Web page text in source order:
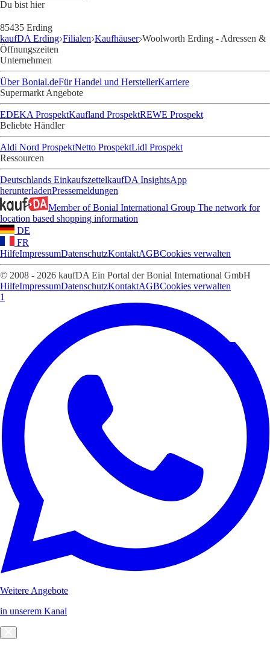
Du bist hier
85435 Erding
kaufDA Erding Filialen Kaufhäuser Woolworth Erding - Adressen &
Öffnungszeiten
Unternehmen
Über Bonial.deFür Handel und HerstellerKarriere
Supermarkt Angebote
EDEKA ProspektKaufland ProspektREWE Prospekt
Beliebte Händler
Aldi Nord ProspektNetto ProspektLidl Prospekt
Ressourcen
Deutschlands EinkaufszettelkaufDA InsightsApp
herunterladenPressemeldungen
Member of Bonial International Group The network for
location based shopping information
DE
FR
HilfeImpressumDatenschutzKontaktAGBCookies verwalten
© 2008 - 2026 kaufDA Ein Portal der Bonial International GmbH
HilfeImpressumDatenschutzKontaktAGBCookies verwalten
1
Weitere Angebote
in unserem Kanal